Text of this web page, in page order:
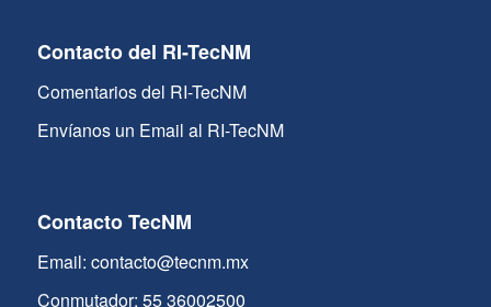
Contacto del RI-TecNM
Comentarios del RI-TecNM
Envíanos un Email al RI-TecNM
Contacto TecNM
Email: contacto@tecnm.mx
Conmutador: 55 36002500